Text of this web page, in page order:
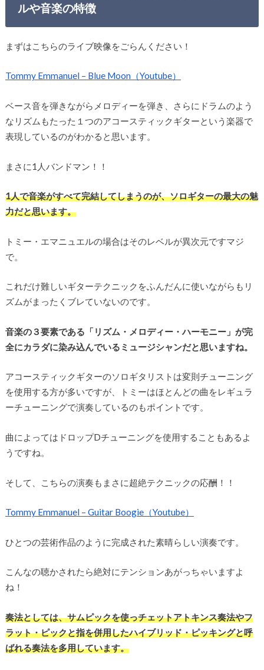
ルや音楽の特徴
まずはこちらのライブ映像をごらんください！
Tommy Emmanuel – Blue Moon（Youtube）
ベース音を弾きながらメロディーを弾き、さらにドラムのよう
なリズムもたった１つのアコースティックギターという楽器で
表現しているのがわかると思います。
まさに1人バンドマン！！
1人で音楽がすべて完結してしまうのが、ソロギターの最大の魅
力だと思います。
トミー・エマニュエルの場合はそのレベルが異次元ですマジ
で。
これだけ難しいギターテクニックをふんだんに使いながらもリ
ズムがまったくブレていないのです。
音楽の３要素である「リズム・メロディー・ハーモニー」が完
全にカラダに染み込んでいるミュージシャンだと思いますね。
アコースティックギターのソロギタリストは変則チューニング
を使用する方が多いですが、トミーはほとんどの曲をレギュラ
ーチューニングで演奏しているのもポイントです。
曲によってはドロップDチューニングを使用することもあるよ
うですね。
そして、こちらの演奏もまさに超絶テクニックの応酬！！
Tommy Emmanuel – Guitar Boogie（Youtube）
ひとつの芸術作品のように完成された素晴らしい演奏です。
こんなの聴かされたら絶対にテンションあがっちゃいますよ
ね！
奏法としては、サムピックを使っチェットアトキンス奏法やフ
ラット・ピックと指を併用したハイブリッド・ピッキングと呼
ばれる奏法を多用しています。